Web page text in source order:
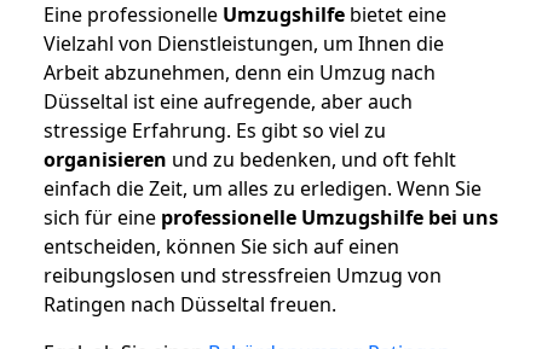
Eine professionelle Umzugshilfe bietet eine
Vielzahl von Dienstleistungen, um Ihnen die
Arbeit abzunehmen, denn ein Umzug nach
Düsseltal ist eine aufregende, aber auch
stressige Erfahrung. Es gibt so viel zu
organisieren und zu bedenken, und oft fehlt
einfach die Zeit, um alles zu erledigen. Wenn Sie
sich für eine professionelle Umzugshilfe bei uns
entscheiden, können Sie sich auf einen
reibungslosen und stressfreien Umzug von
Ratingen nach Düsseltal freuen.